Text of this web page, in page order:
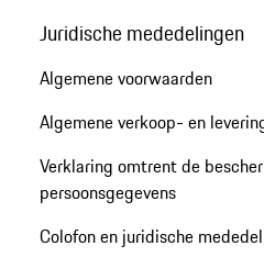
Juridische mededelingen
Algemene voorwaarden
Algemene verkoop- en
Verklaring omtrent de
persoonsgegevens
Colofon en juridische